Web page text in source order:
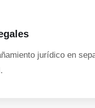
jurídico en